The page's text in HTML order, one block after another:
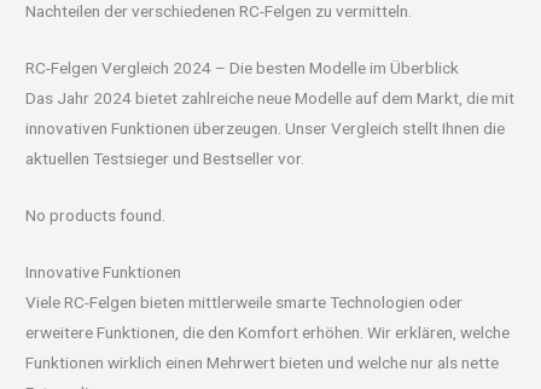
Nachteilen der verschiedenen RC-Felgen zu vermitteln.
RC-Felgen Vergleich 2024 – Die besten Modelle im Überblick
Das Jahr 2024 bietet zahlreiche neue Modelle auf dem Markt, die mit
innovativen Funktionen überzeugen. Unser Vergleich stellt Ihnen die
aktuellen Testsieger und Bestseller vor.
No products found.
Innovative Funktionen
Viele RC-Felgen bieten mittlerweile smarte Technologien oder
erweitere Funktionen, die den Komfort erhöhen. Wir erklären, welche
Funktionen wirklich einen Mehrwert bieten und welche nur als nette